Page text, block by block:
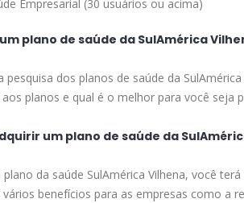
Empresarial (30 usuários ou acima)
plano de saúde da SulAmérica
pesquisa dos planos de saúde da
planos e qual é o melhor para você seja
um plano de saúde da
da saúde SulAmérica Vilhena, você
benefícios para as empresas como a